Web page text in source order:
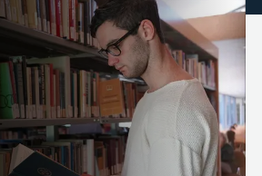
Doctor/a en Literatura
y Crítica Cultural. Dictamen
N° 327-11. Resolución
13, reconocimiento oficial
nacional.